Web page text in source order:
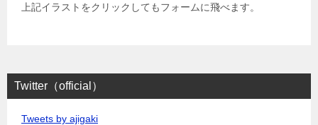
上記イラストをクリックしてもフォームに飛べます。
Twitter（official）
Tweets by ajigaki